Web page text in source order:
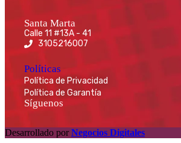
Santa Marta
Calle 11 #13A - 41
3105216007
Políticas
Política de Privacidad
Política de Garantía
Síguenos
Desarrollado por Negocios Digitales